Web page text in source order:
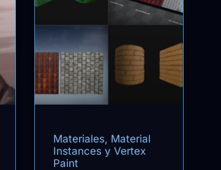
Materiales, Material
Instances y Vertex
Paint